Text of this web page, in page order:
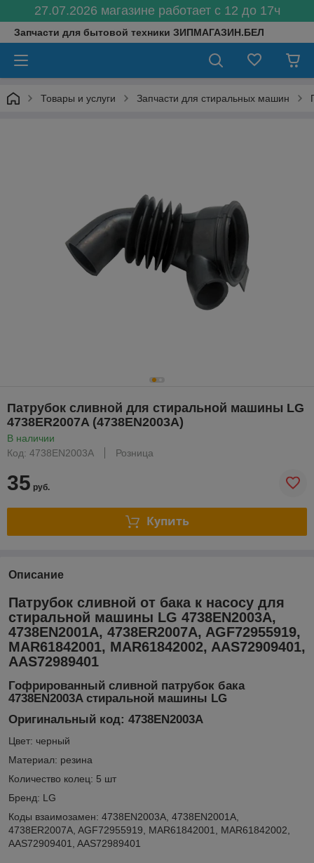
27.07.2026 магазине работает с 12 до 17ч
Запчасти для бытовой техники ЗИПМАГАЗИН.БЕЛ
Товары и услуги Запчасти для стиральных машин
Патрубок сливной для стиральной машины LG
4738ER2007A (4738EN2003A)
В наличии
Код: 4738EN2003A
Розница
35 руб.
Купить
Описание
Патрубок сливной от бака к насосу для
стиральной машины LG 4738EN2003A,
4738EN2001A, 4738ER2007A, AGF72955919,
MAR61842001, MAR61842002, AAS72909401,
AAS72989401
Гофрированный сливной патрубок бака
4738EN2003A стиральной машины LG
Оригинальный код: 4738EN2003A
Цвет: черный
Материал: резина
Количество колец: 5 шт
Бренд: LG
Коды взаимозамен: 4738EN2003A, 4738EN2001A,
4738ER2007A, AGF72955919, MAR61842001, MAR61842002,
AAS72909401, AAS72989401